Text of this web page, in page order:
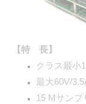
【特 長】
クラス最小
最大60V/
15 Mサンプ